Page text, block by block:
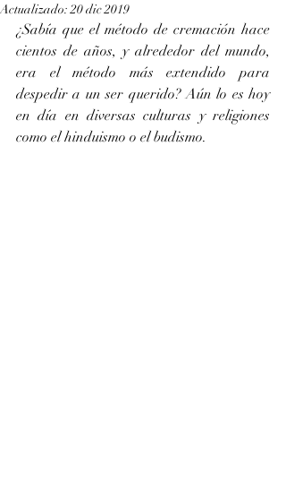
Actualizado:20 dic 2019
¿Sabía que el método de cremación hace
cientos de años, y alrededor del mundo,
era el método más extendido para
despedir a un ser querido? Aún lo es hoy
en día en diversas culturas y religiones
como el hinduismo o el budismo.